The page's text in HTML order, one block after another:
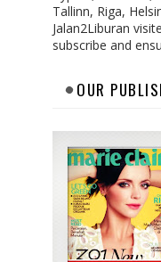
Tallinn, Riga,
Jalan2Liburan
subscribe and
OUR